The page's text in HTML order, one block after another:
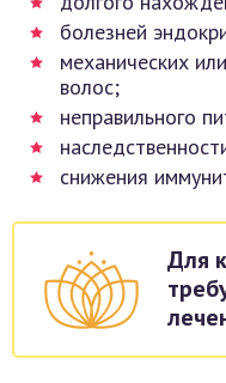
болезней
механических
волос;
неправильного
снижения
Для